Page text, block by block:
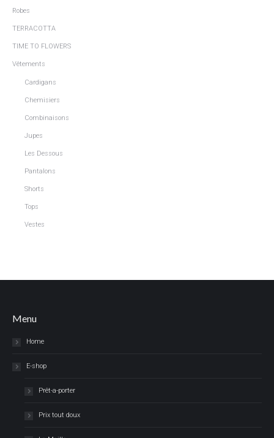
Robes
TERRACOTTA
TIME TO FLOWERS
Vêtements
Cardigans
Chemisiers
Combinaisons
Jupes
Les Dessous
Pantalons
Shorts
Tops
Vestes
Menu
Home
E-shop
Prêt-a-porter
Prix tout doux